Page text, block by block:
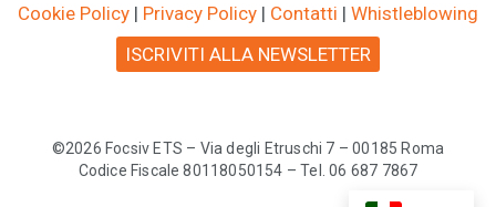
Cookie Policy | Privacy Policy | Contatti | Whistleblowing
ISCRIVITI ALLA NEWSLETTER
©2026 Focsiv ETS – Via degli Etruschi 7 – 00185 Roma
Codice Fiscale 80118050154 – Tel. 06 687 7867